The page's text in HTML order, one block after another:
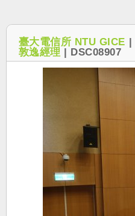
臺大電信所 NTU GICE |
敦逸經理 | DSC08907